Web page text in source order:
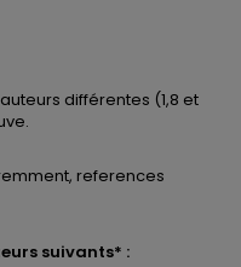
différentes (1,8 et
references
suivants* :